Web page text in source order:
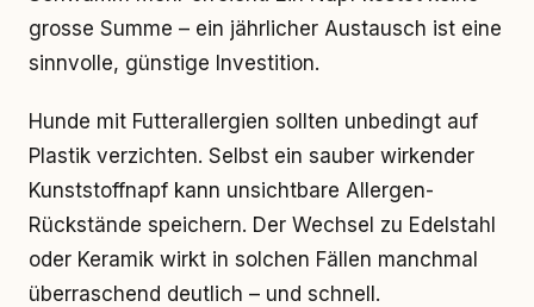
grosse Summe – ein jährlicher Austausch ist eine
sinnvolle, günstige Investition.
Hunde mit Futterallergien sollten unbedingt auf
Plastik verzichten. Selbst ein sauber wirkender
Kunststoffnapf kann unsichtbare Allergen-
Rückstände speichern. Der Wechsel zu Edelstahl
oder Keramik wirkt in solchen Fällen manchmal
überraschend deutlich – und schnell.